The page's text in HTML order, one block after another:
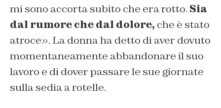
mi sono accorta subito che era rotto. Sia
dal rumore che dal dolore, che è stato
atroce». La donna ha detto di aver dovuto
momentaneamente abbandonare il suo
lavoro e di dover passare le sue giornate
sulla sedia a rotelle.